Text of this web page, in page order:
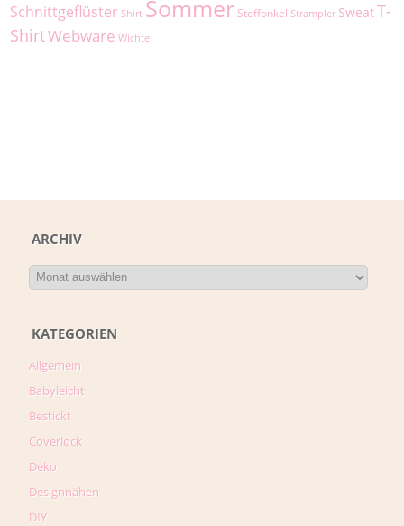
Schnittgeflüster Shirt Sommer Stoffonkel Strampler SweatT-
ShirtWebware Wichtel
ARCHIV
KATEGORIEN
Allgemein
Babyleicht
Bestickt
Coverlock
Deko
Designnähen
DIY